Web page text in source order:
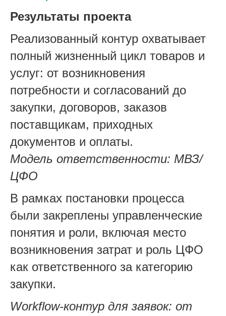
Результаты проекта
Реализованный контур охватывает
полный жизненный цикл товаров и
услуг: от возникновения
потребности и согласований до
закупки, договоров, заказов
поставщикам, приходных
документов и оплаты.
Модель ответственности: МВЗ/
ЦФО
В рамках постановки процесса
были закреплены управленческие
понятия и роли, включая место
возникновения затрат и роль ЦФО
как ответственного за категорию
закупки.
Workflow-контур для заявок: от